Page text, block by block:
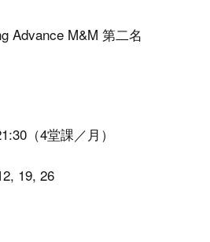
Advance M&M 第二名
（4堂課／月）
19, 26